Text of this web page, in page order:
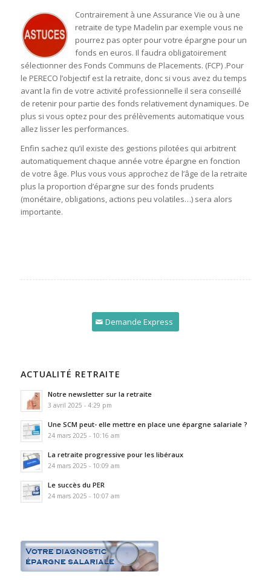
Contrairement à une Assurance Vie ou à une
retraite de type Madelin par exemple vous ne
pourrez pas opter pour votre épargne pour un
fonds en euros. Il faudra obligatoirement
sélectionner des Fonds Communs de Placements. (FCP) .Pour
le PERECO l’objectif est la retraite, donc si vous avez du temps
avant la fin de votre activité professionnelle il sera conseillé
de retenir pour partie des fonds relativement dynamiques. De
plus si vous optez pour des prélèvements automatique vous
allez lisser les performances.
Enfin sachez qu’il existe des gestions pilotées qui arbitrent
automatiquement chaque année votre épargne en fonction
de votre âge. Plus vous vous approchez de l’âge de la retraite
plus la proportion d’épargne sur des fonds prudents
(monétaire, obligations, actions peu volatiles…) sera alors
importante.
Demande Express
ACTUALITÉ RETRAITE
Notre newsletter sur la retraite
3 avril 2025 - 4:29 pm
Une SCM peut- elle mettre en place une épargne salariale ?
24 mars 2025 - 10:16 am
La retraite progressive pour les libéraux
24 mars 2025 - 10:09 am
Le succès du PER
24 mars 2025 - 10:07 am